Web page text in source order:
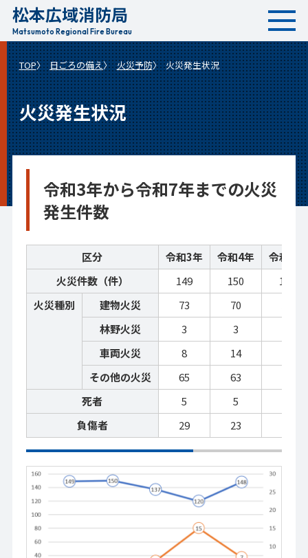
へ
移
動
松本広域消防局
Matsumoto Regional Fire Bureau
TOP 日ごろの備え 火災予防 火災発生状況
火災発生状況
令和3年から令和7年までの火災
発生件数
区分 令和3年 令和4年
令和5年
火災件数（件）
149 150
137
火災種別
建物火災 73 70
林野火災
3 3
車両火災
8 14
その他の火災
65 63
死者
5 5
負傷者
29 23